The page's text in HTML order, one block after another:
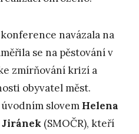
navázala na
se na pěstování v
zmírňování krizí a
obyvatel měst.
slovem Helena
Jiránek (SMOČR), kteří